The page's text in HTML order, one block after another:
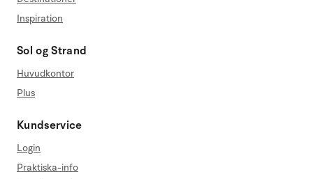
Inspiration
Sol og Strand
Huvudkontor
Plus
Kundservice
Login
Praktiska-info